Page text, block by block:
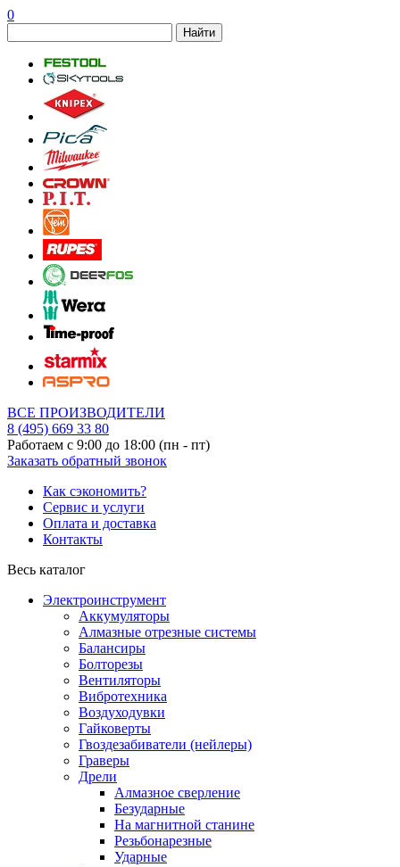
0
Найти
ВСЕ ПРОИЗВОДИТЕЛИ
8 (495) 669 33 80
Работаем с 9:00 до 18:00 (пн - пт)
Заказать обратный звонок
Как сэкономить?
Сервис и услуги
Оплата и доставка
Контакты
Весь каталог
Электроинструмент
Аккумуляторы
Алмазные отрезные системы
Балансиры
Болторезы
Вентиляторы
Вибротехника
Воздуходувки
Гайковерты
Гвоздезабиватели (нейлеры)
Граверы
Дрели
Алмазное сверление
Безударные
На магнитной станине
Резьбонарезные
Ударные